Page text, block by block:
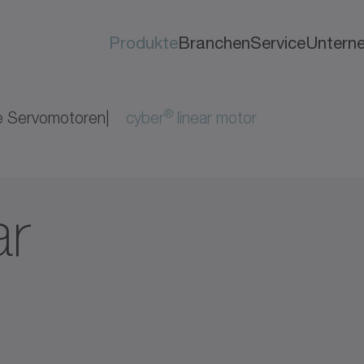
ProdukteBranchenService
Servomotoren cyber® linear motor